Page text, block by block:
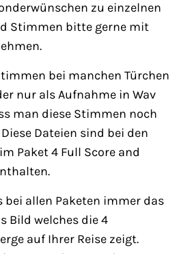
zu einzelnen
Stimmen bitte gerne mit
bei manchen Türchen
nur als Aufnahme in Wav
man diese Stimmen noch
Dateien sind bei den
Paket 4 Full Score and
bei allen Paketen immer das
Bild welches die 4
auf Ihrer Reise zeigt.